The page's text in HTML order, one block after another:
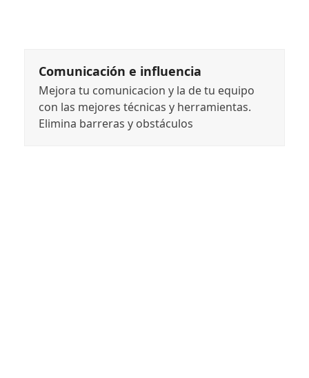
Comunicación e influencia
Mejora tu comunicacion y la de tu equipo
con las mejores técnicas y herramientas.
Elimina barreras y obstáculos